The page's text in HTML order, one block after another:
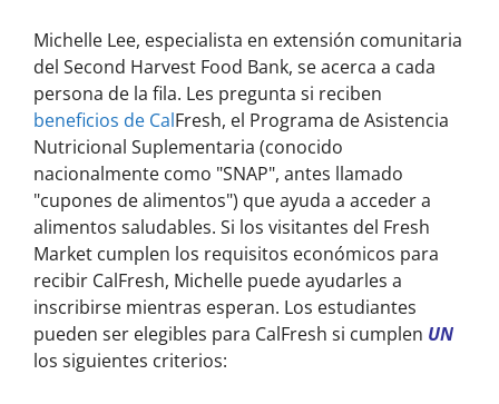
Michelle Lee, especialista en extensión comunitaria
del Second Harvest Food Bank, se acerca a cada
persona de la fila. Les pregunta si reciben
beneficios de CalFresh, el Programa de Asistencia
Nutricional Suplementaria (conocido
nacionalmente como "SNAP", antes llamado
"cupones de alimentos") que ayuda a acceder a
alimentos saludables. Si los visitantes del Fresh
Market cumplen los requisitos económicos para
recibir CalFresh, Michelle puede ayudarles a
inscribirse mientras esperan. Los estudiantes
pueden ser elegibles para CalFresh si cumplen UN
los siguientes criterios: